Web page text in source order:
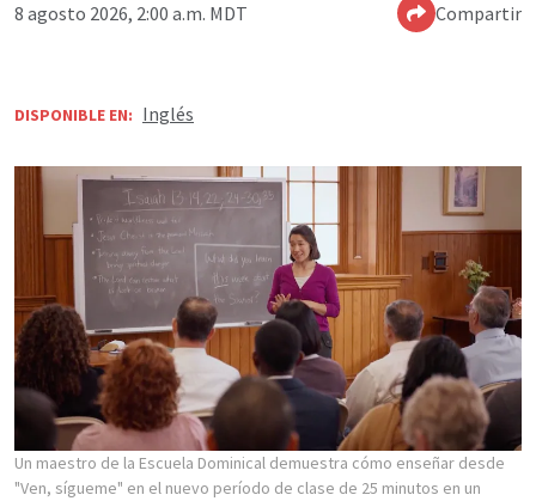
8 agosto 2026, 2:00 a.m. MDT Compartir
DISPONIBLE EN: Inglés
Un maestro de la Escuela Dominical demuestra cómo enseñar desde
"Ven, sígueme" en el nuevo período de clase de 25 minutos en un